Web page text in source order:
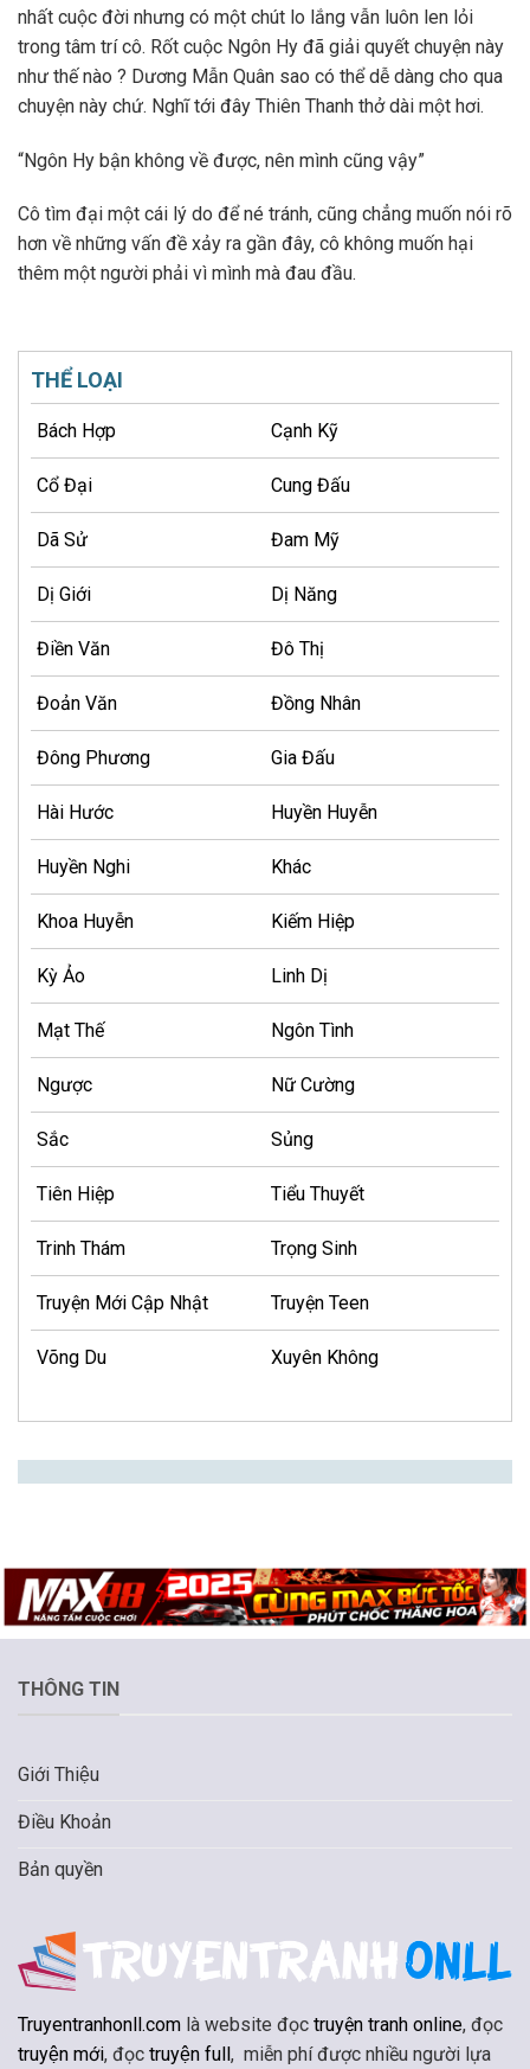
nhất cuộc đời nhưng có một chút lo lắng vẫn luôn len lỏi
trong tâm trí cô. Rốt cuộc Ngôn Hy đã giải quyết chuyện này
như thế nào ? Dương Mẫn Quân sao có thể dễ dàng cho qua
chuyện này chứ. Nghĩ tới đây Thiên Thanh thở dài một hơi.
“Ngôn Hy bận không về được, nên mình cũng vậy”
Cô tìm đại một cái lý do để né tránh, cũng chẳng muốn nói rõ
hơn về những vấn đề xảy ra gần đây, cô không muốn hại
thêm một người phải vì mình mà đau đầu.
THỂ LOẠI
Bách Hợp Cạnh Kỹ
Cổ Đại Cung Đấu
Dã Sử Đam Mỹ
Dị Giới Dị Năng
Điền Văn Đô Thị
Đoản Văn Đồng Nhân
Đông Phương Gia Đấu
Hài Hước Huyền Huyễn
Huyền Nghi Khác
Khoa Huyễn Kiếm Hiệp
Kỳ Ảo Linh Dị
Mạt Thế Ngôn Tình
Ngược Nữ Cường
Sắc Sủng
Tiên Hiệp Tiểu Thuyết
Trinh Thám Trọng Sinh
Truyện Mới Cập Nhật Truyện Teen
Võng Du Xuyên Không
THÔNG TIN
Giới Thiệu
Điều Khoản
Bản quyền
Truyentranhonll.com là website đọc truyện tranh online, đọc
truyện mới, đọc truyện full, miễn phí được nhiều người lựa